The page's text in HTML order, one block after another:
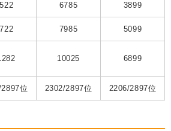
6785 3899
7985 5099
10025 6899
位 2302/2897位 2206/2897位